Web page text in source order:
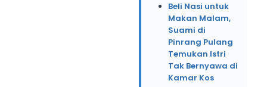
Beli Nasi untuk
Makan Malam,
Suami di
Pinrang Pulang
Temukan Istri
Tak Bernyawa di
Kamar Kos